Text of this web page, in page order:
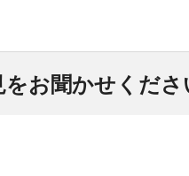
お聞かせくださ